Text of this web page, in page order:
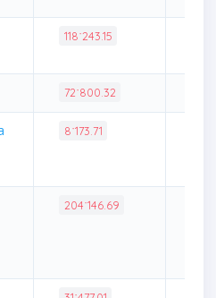
118˙243.15
72˙800.32
8˙173.71
204˙146.69